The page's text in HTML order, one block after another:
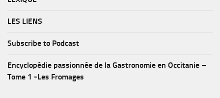
LES LIENS
Subscribe to Podcast
Encyclopédie passionnée de la Gastronomie en Occitanie –
Tome 1 -Les Fromages